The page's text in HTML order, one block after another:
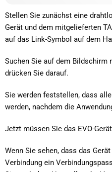
Stellen Sie zunächst eine
Gerät und dem mitgelieferten
auf das Link-Symbol auf dem
Suchen Sie auf dem Bildschirm
drücken Sie darauf.
Sie werden feststellen, dass
werden, nachdem die
Jetzt müssen Sie das EVO-
Wenn Sie sehen, dass das
Verbindung ein